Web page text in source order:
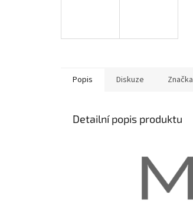
Popis Diskuze Značka
Detailní popis produktu